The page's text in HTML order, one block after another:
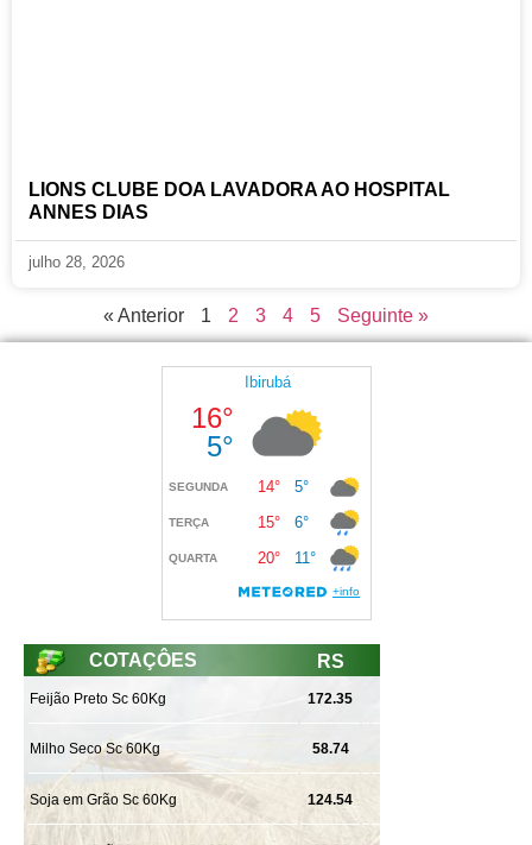
LIONS CLUBE DOA LAVADORA AO HOSPITAL
ANNES DIAS
julho 28, 2026
« Anterior 1 2 3 4 5 Seguinte »